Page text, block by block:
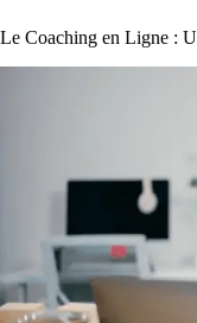
Le Coaching en Ligne :